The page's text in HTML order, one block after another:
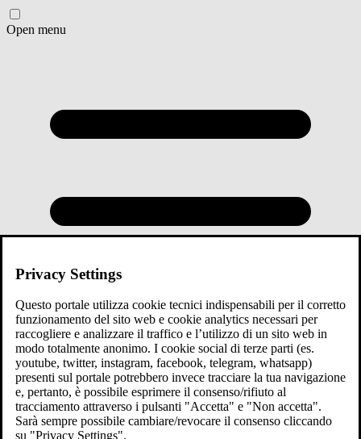
Open menu
Privacy Settings
Questo portale utilizza cookie tecnici indispensabili per il corretto
funzionamento del sito web e cookie analytics necessari per
raccogliere e analizzare il traffico e l’utilizzo di un sito web in
modo totalmente anonimo. I cookie social di terze parti (es.
youtube, twitter, instagram, facebook, telegram, whatsapp)
presenti sul portale potrebbero invece tracciare la tua navigazione
e, pertanto, è possibile esprimere il consenso/rifiuto al
tracciamento attraverso i pulsanti "Accetta" e "Non accetta".
Sarà sempre possibile cambiare/revocare il consenso cliccando
su "Privacy Settings".